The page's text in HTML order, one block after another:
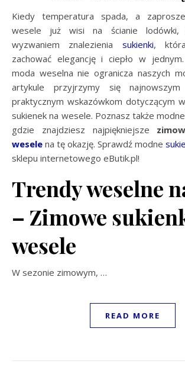
Kiedy temperatura spada, a zaproszenie na zimowe
wesele już wisi na ścianie lodówki,
wyzwaniem znalezienia sukienki,
zachować elegancję i ciepło w
moda weselna nie ogranicza naszych
artykule przyjrzymy się
praktycznym wskazówkom dotyczącym
sukienek na wesele. Poznasz także
gdzie znajdziesz najpiękniejsze
wesele na tę okazję. Sprawdź modne
sklepu internetowego eButik.pl!
Trendy weselne
– Zimowe
wesele
W sezonie zimowym, …
READ MORE